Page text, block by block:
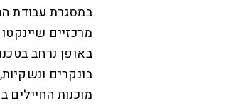
במסגרת עבודת
מרכזיים
באופן נרחב
בונקרים
מוכנות